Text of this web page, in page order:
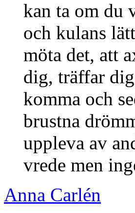
kan ta om du
och kulans
möta det, att
dig, träffar
komma och
brustna
uppleva av
vrede men
Anna Carlén